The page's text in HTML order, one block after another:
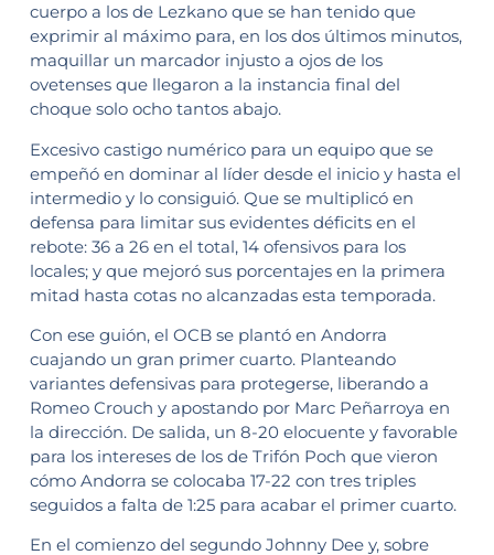
cuerpo a los de Lezkano que se han tenido que
exprimir al máximo para, en los dos últimos minutos,
maquillar un marcador injusto a ojos de los
ovetenses que llegaron a la instancia final del
choque solo ocho tantos abajo.
Excesivo castigo numérico para un equipo que se
empeñó en dominar al líder desde el inicio y hasta el
intermedio y lo consiguió. Que se multiplicó en
defensa para limitar sus evidentes déficits en el
rebote: 36 a 26 en el total, 14 ofensivos para los
locales; y que mejoró sus porcentajes en la primera
mitad hasta cotas no alcanzadas esta temporada.
Con ese guión, el OCB se plantó en Andorra
cuajando un gran primer cuarto. Planteando
variantes defensivas para protegerse, liberando a
Romeo Crouch y apostando por Marc Peñarroya en
la dirección. De salida, un 8-20 elocuente y favorable
para los intereses de los de Trifón Poch que vieron
cómo Andorra se colocaba 17-22 con tres triples
seguidos a falta de 1:25 para acabar el primer cuarto.
En el comienzo del segundo Johnny Dee y, sobre